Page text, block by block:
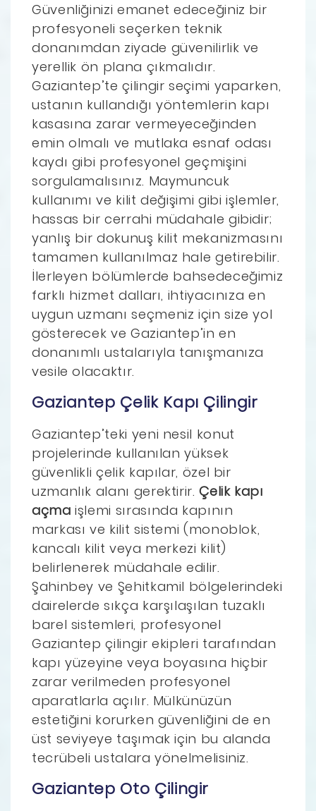
Güvenliğinizi emanet edeceğiniz bir
profesyoneli seçerken teknik
donanımdan ziyade güvenilirlik ve
yerellik ön plana çıkmalıdır.
Gaziantep’te çilingir seçimi yaparken,
ustanın kullandığı yöntemlerin kapı
kasasına zarar vermeyeceğinden
emin olmalı ve mutlaka esnaf odası
kaydı gibi profesyonel geçmişini
sorgulamalısınız. Maymuncuk
kullanımı ve kilit değişimi gibi işlemler,
hassas bir cerrahi müdahale gibidir;
yanlış bir dokunuş kilit mekanizmasını
tamamen kullanılmaz hale getirebilir.
İlerleyen bölümlerde bahsedeceğimiz
farklı hizmet dalları, ihtiyacınıza en
uygun uzmanı seçmeniz için size yol
gösterecek ve Gaziantep’in en
donanımlı ustalarıyla tanışmanıza
vesile olacaktır.
Gaziantep Çelik Kapı Çilingir
Gaziantep’teki yeni nesil konut
projelerinde kullanılan yüksek
güvenlikli çelik kapılar, özel bir
uzmanlık alanı gerektirir.Çelik kapı
açma işlemi sırasında kapının
markası ve kilit sistemi (monoblok,
kancalı kilit veya merkezi kilit)
belirlenerek müdahale edilir.
Şahinbey ve Şehitkamil bölgelerindeki
dairelerde sıkça karşılaşılan tuzaklı
barel sistemleri, profesyonel
Gaziantep çilingir ekipleri tarafından
kapı yüzeyine veya boyasına hiçbir
zarar verilmeden profesyonel
aparatlarla açılır. Mülkünüzün
estetiğini korurken güvenliğini de en
üst seviyeye taşımak için bu alanda
tecrübeli ustalara yönelmelisiniz.
Gaziantep Oto Çilingir